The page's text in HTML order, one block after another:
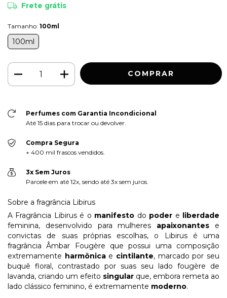
Frete grátis
Tamanho: 100ml
100ml
Perfumes com Garantia Incondicional
Até 15 dias para trocar ou devolver.
Compra Segura
+ 400 mil frascos vendidos.
3x Sem Juros
Parcele em até 12x, sendo até 3x sem juros.
Sobre a fragrância Libirus
A Fragrância Libirus é o manifesto do poder e liberdade
feminina, desenvolvido para mulheres apaixonantes e
convictas de suas próprias escolhas, o Libirus é uma
fragrância Âmbar Fougère que possui uma composição
extremamente harmônicae cintilante, marcado por seu
buquê floral, contrastado por suas seu lado fougère de
lavanda, criando um efeito singular que, embora remeta ao
lado clássico feminino, é extremamente moderno.